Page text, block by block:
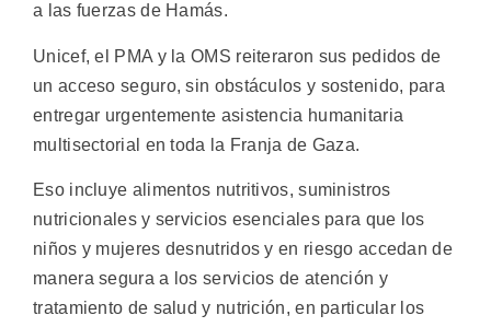
a las fuerzas de Hamás.
Unicef, el PMA y la OMS reiteraron sus pedidos de
un acceso seguro, sin obstáculos y sostenido, para
entregar urgentemente asistencia humanitaria
multisectorial en toda la Franja de Gaza.
Eso incluye alimentos nutritivos, suministros
nutricionales y servicios esenciales para que los
niños y mujeres desnutridos y en riesgo accedan de
manera segura a los servicios de atención y
tratamiento de salud y nutrición, en particular los